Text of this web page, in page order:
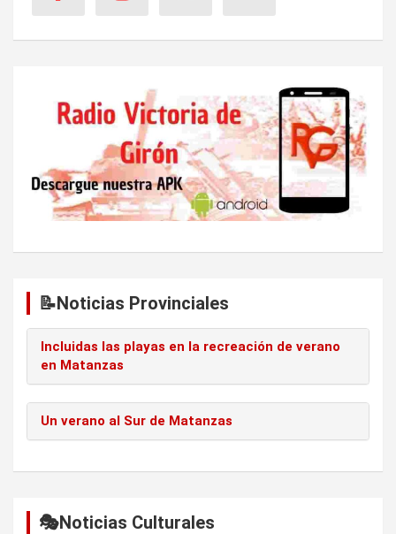
📝Noticias Provinciales
Incluidas las playas en la recreación de verano
en Matanzas
Un verano al Sur de Matanzas
🎭Noticias Culturales